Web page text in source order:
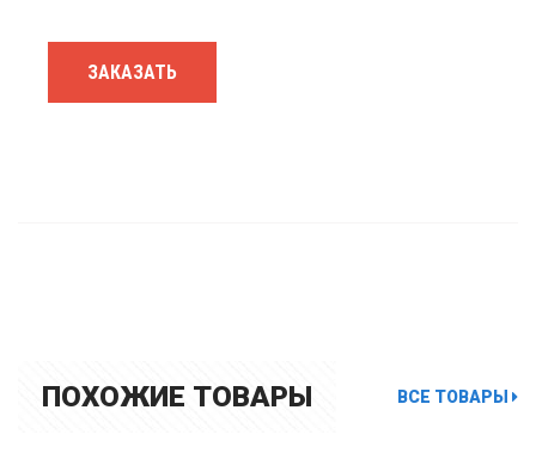
ЗАКАЗАТЬ
ПОХОЖИЕ ТОВАРЫ ВСЕ ТОВАРЫ